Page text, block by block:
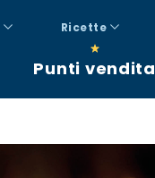
Ricette
Punti vendita